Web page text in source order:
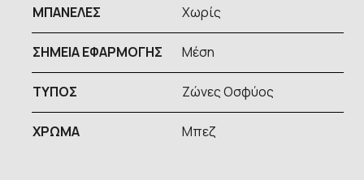
ΜΠΑΝΕΛΕΣ Χωρίς
ΣΗΜΕΙΑ ΕΦΑΡΜΟΓΗΣ Μέση
ΤΥΠOΣ Ζώνες Οσφύος
ΧΡΩΜΑ Μπεζ